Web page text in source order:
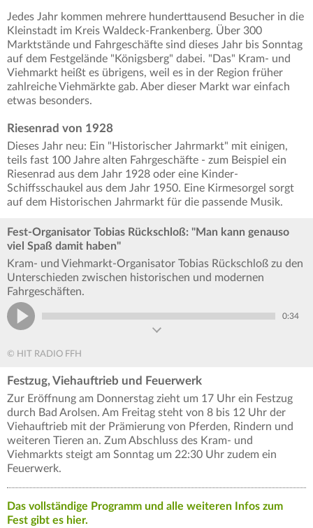
Jedes Jahr kommen mehrere hunderttausend Besucher in die
Kleinstadt im Kreis Waldeck-Frankenberg. Über 300
Marktstände und Fahrgeschäfte sind dieses Jahr bis Sonntag
auf dem Festgelände "Königsberg" dabei. "Das" Kram- und
Viehmarkt heißt es übrigens, weil es in der Region früher
zahlreiche Viehmärkte gab. Aber dieser Markt war einfach
etwas besonders.
Riesenrad von 1928
Dieses Jahr neu: Ein "Historischer Jahrmarkt" mit einigen,
teils fast 100 Jahre alten Fahrgeschäfte - zum Beispiel ein
Riesenrad aus dem Jahr 1928 oder eine Kinder-
Schiffsschaukel aus dem Jahr 1950. Eine Kirmesorgel sorgt
auf dem Historischen Jahrmarkt für die passende Musik.
Fest-Organisator Tobias Rückschloß: "Man kann genauso
viel Spaß damit haben"
Kram- und Viehmarkt-Organisator Tobias Rückschloß zu den
Unterschieden zwischen historischen und modernen
Fahrgeschäften.
0:34
© HIT RADIO FFH
Festzug, Viehauftrieb und Feuerwerk
Zur Eröffnung am Donnerstag zieht um 17 Uhr ein Festzug
durch Bad Arolsen. Am Freitag steht von 8 bis 12 Uhr der
Viehauftrieb mit der Prämierung von Pferden, Rindern und
weiteren Tieren an. Zum Abschluss des Kram- und
Viehmarkts steigt am Sonntag um 22:30 Uhr zudem ein
Feuerwerk.
Das vollständige Programm und alle weiteren Infos zum
Fest gibt es hier.